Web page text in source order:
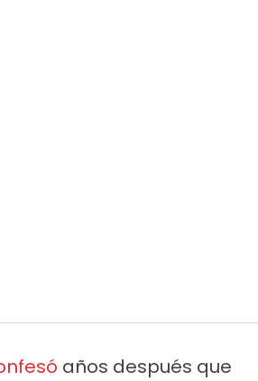
años después que